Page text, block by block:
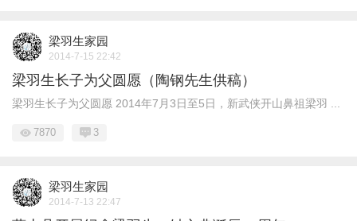
梁羽生家园
2014-7-15 22:42
梁羽生长子为父圆愿（陶钢先生供稿）
梁羽生长子为父圆愿 2014年7月3日至5日，新武侠开山鼻祖梁羽 ...
7870 3
梁羽生家园
2014-7-13 22:47